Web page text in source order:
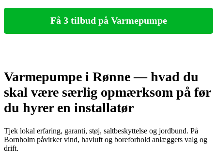
Få 3 tilbud på Varmepumpe
Varmepumpe i Rønne — hvad du
skal være særlig opmærksom på før
du hyrer en installatør
Tjek lokal erfaring, garanti, støj, saltbeskyttelse og jordbund. På
Bornholm påvirker vind, havluft og boreforhold anlæggets valg og
drift.